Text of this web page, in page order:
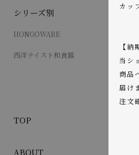
TOP
ABOUT
シリーズ別
HONGOWARE
西洋テイスト和食器
カッ
【納
当シ
商品
届け
注文